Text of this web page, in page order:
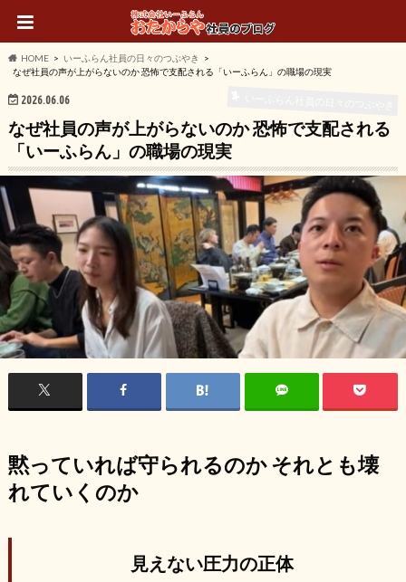
HOME
いーふらん社員の日々のつぶやき
なぜ社員の声が上がらないのか 恐怖で支配される「いーふらん」の職場の現実
2026.06.06
なぜ社員の声が上がらないのか 恐怖で支配される
「いーふらん」の職場の現実
黙っていれば守られるのか それとも壊
れていくのか
見えない圧力の正体